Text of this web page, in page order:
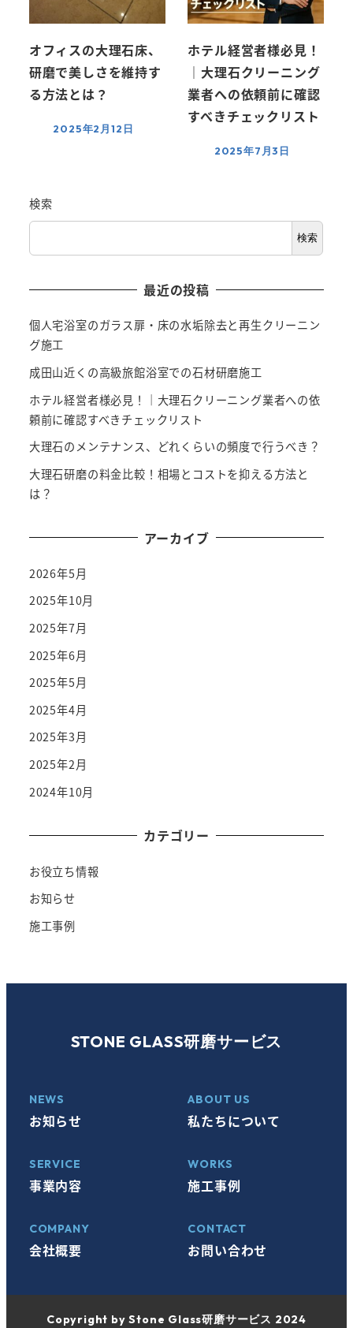
オフィスの大理石床、
研磨で美しさを維持す
る方法とは？
2025年2月12日
ホテル経営者様必見！
｜大理石クリーニング
業者への依頼前に確認
すべきチェックリスト
2025年7月3日
検索
検索
最近の投稿
個人宅浴室のガラス扉・床の水垢除去と再生クリーニン
グ施工
成田山近くの高級旅館浴室での石材研磨施工
ホテル経営者様必見！｜大理石クリーニング業者への依
頼前に確認すべきチェックリスト
大理石のメンテナンス、どれくらいの頻度で行うべき？
大理石研磨の料金比較！相場とコストを抑える方法と
は？
アーカイブ
2026年5月
2025年10月
2025年7月
2025年6月
2025年5月
2025年4月
2025年3月
2025年2月
2024年10月
カテゴリー
お役立ち情報
お知らせ
施工事例
STONE GLASS研磨サービス
NEWS
お知らせ
ABOUT US
私たちについて
SERVICE
事業内容
WORKS
施工事例
COMPANY
会社概要
CONTACT
お問い合わせ
Copyright by Stone Glass研磨サービス 2024